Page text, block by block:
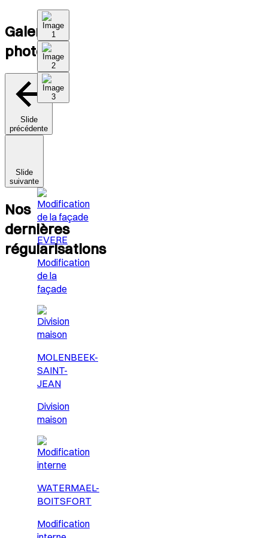
Galerie
photo
Slide
précédente
Slide
suivante
Nos
dernières
régularisations
EVERE
Modification
de la
façade
MOLENBEEK-
SAINT-
JEAN
Division
maison
WATERMAEL-
BOITSFORT
Modification